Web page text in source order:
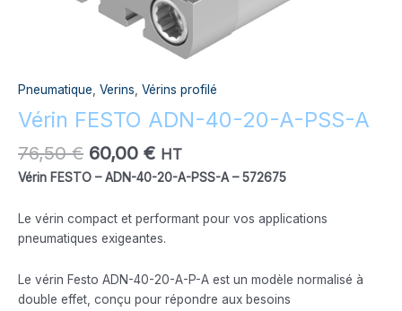
Pneumatique Verins Vérins profilé
Vérin FESTO ADN-40-20-A-PSS-A
76,50€ 60,00 € HT
Vérin FESTO – ADN-40-20-A-PSS-A – 572675
Le vérin compact et performant pour vos applications
pneumatiques exigeantes.
Le vérin Festo ADN-40-20-A-P-A est un modèle normalisé à
double effet, conçu pour répondre aux besoins